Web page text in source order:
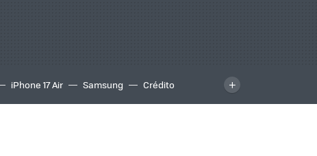
iPhone 17 Air Samsung
Crédito